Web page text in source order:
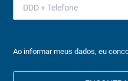
Ao informar meus dados, eu